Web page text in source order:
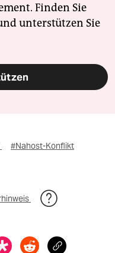
Finden Sie
unterstützen Sie
#Nahost-Konflikt